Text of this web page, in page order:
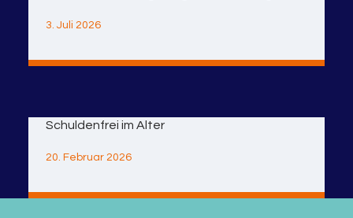
3. Juli 2026
Schuldenfrei im Alter
20. Februar 2026